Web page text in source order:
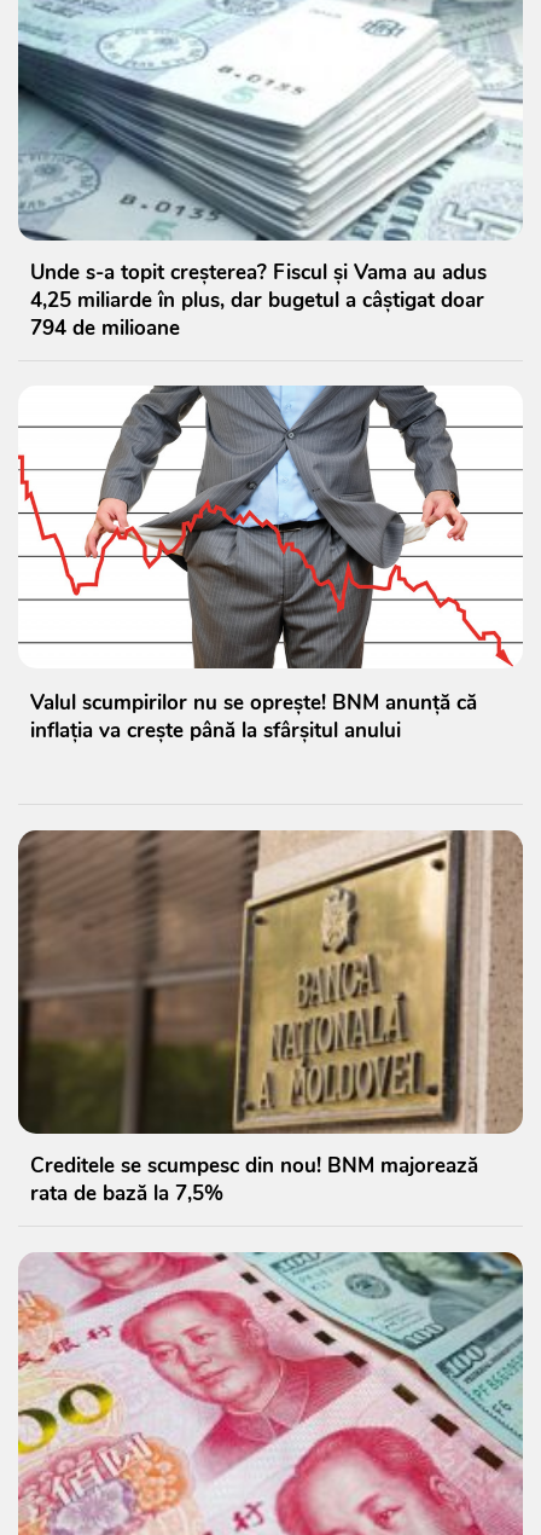
Unde s-a topit creșterea? Fiscul și Vama au adus
4,25 miliarde în plus, dar bugetul a câștigat doar
794 de milioane
Valul scumpirilor nu se oprește! BNM anunță că
inflația va crește până la sfârșitul anului
Creditele se scumpesc din nou! BNM majorează
rata de bază la 7,5%